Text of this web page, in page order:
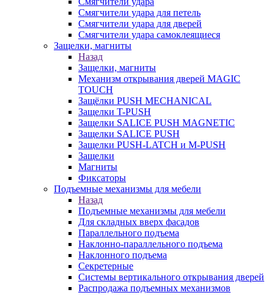
Смягчители удара для петель
Смягчители удара для дверей
Cмягчители удара самоклеящиеся
Защелки, магниты
Назад
Защелки, магниты
Механизм открывания дверей MAGIC
TOUCH
Защёлки PUSH MECHANICAL
Защелки T-PUSH
Защелки SALICE PUSH MAGNETIC
Защелки SALICE PUSH
Защелки PUSH-LATCH и M-PUSH
Защелки
Магниты
Фиксаторы
Подъемные механизмы для мебели
Назад
Подъемные механизмы для мебели
Для складных вверх фасадов
Параллельного подъема
Наклонно-параллельного подъема
Наклонного подъема
Секретерные
Системы вертикального открывания дверей
Распродажа подъемных механизмов